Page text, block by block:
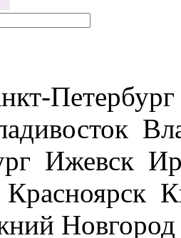
Ижевск
Красноярск